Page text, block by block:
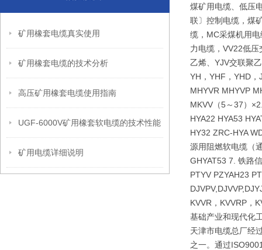
矿用橡套电缆真实使用
矿用橡套电缆的技术分析
高压矿用橡套电缆使用指南
UGF-6000V矿用橡套软电缆的技术性能
矿用电缆详细说明
煤矿用电缆、低压
联〕控制电缆，煤
缆，MC采煤机用
力电缆，VV22低
乙烯、YJV交联聚
YH，YHF，YHD，
MHYVR MHYVP
MKVV（5～37）
HYA22 HYA53
HY32 ZRC-HYA
源用阻燃软电缆（
GHYAT53 7. 铁路
PTYV PZYAH23
KVVR，KVVRP，
基础产业和现代化
天津市电缆总厂经
之一。通过